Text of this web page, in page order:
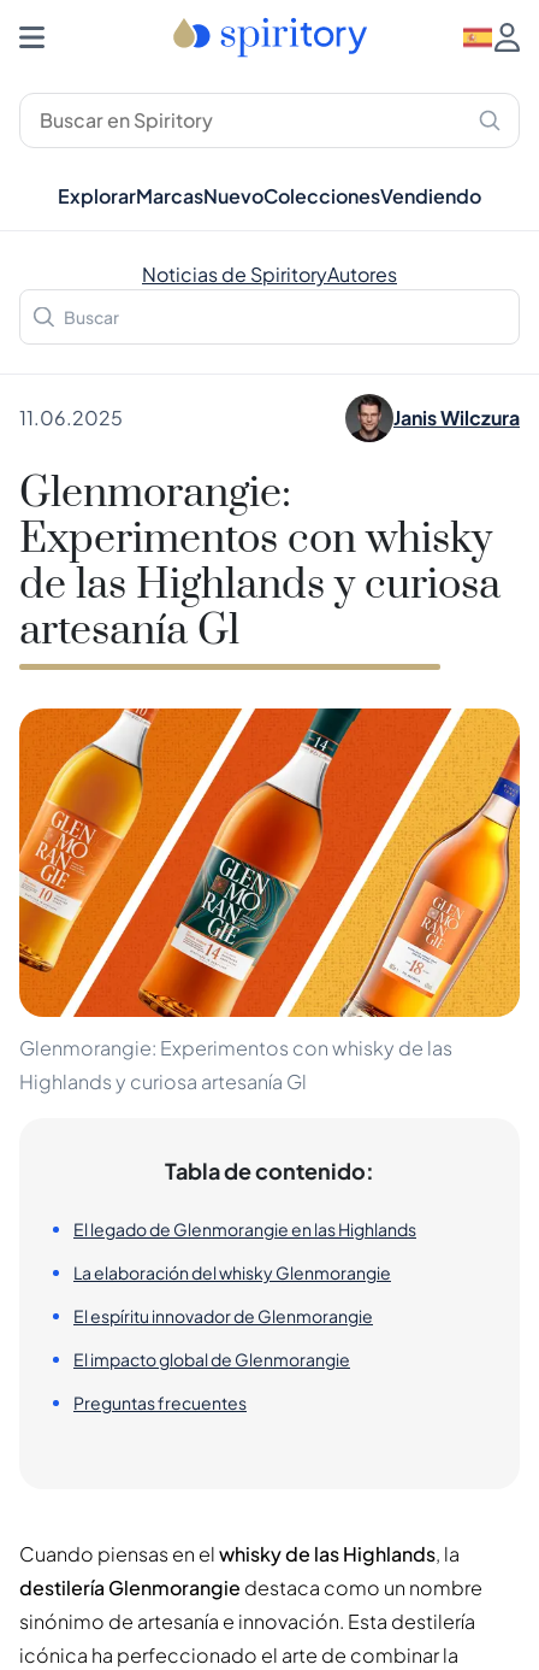
ExplorarMarcasNuevoColeccionesVendiendo
Noticias de SpiritoryAutores
11.06.2025 Janis Wilczura
Glenmorangie:
Experimentos con whisky
de las Highlands y curiosa
artesanía Gl
Glenmorangie: Experimentos con whisky de las
Highlands y curiosa artesanía Gl
Tabla de contenido:
El legado de Glenmorangie en las Highlands
La elaboración del whisky Glenmorangie
El espíritu innovador de Glenmorangie
El impacto global de Glenmorangie
Preguntas frecuentes
Cuando piensas en elwhisky de las Highlands, la
destilería Glenmorangie destaca como un nombre
sinónimo de artesanía e innovación. Esta destilería
icónica ha perfeccionado el arte de combinar la